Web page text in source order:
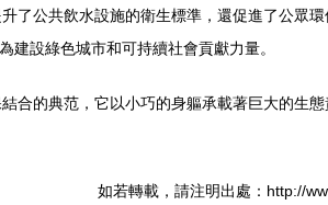
了公共飲水設施的衛生標準，還促進了公眾
建設綠色城市和可持續社會貢獻力量。
合的典范，它以小巧的身軀承載著巨大的生
如若轉載，請注明出處：http://